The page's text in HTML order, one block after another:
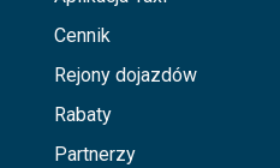
Cennik
Rejony dojazdów
Rabaty
Partnerzy